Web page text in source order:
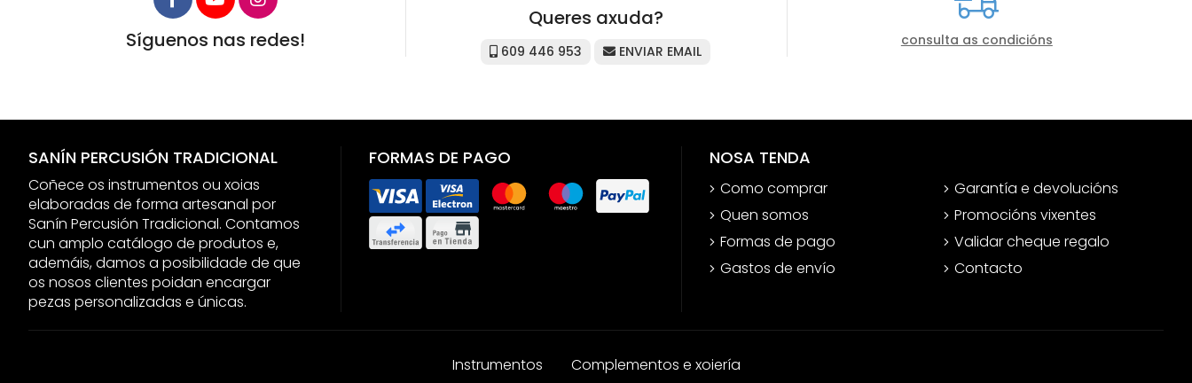
Síguenos nas redes!
Queres axuda?
609 446 953 ENVIAR EMAIL
consulta as condicións
SANÍN PERCUSIÓN TRADICIONAL
Coñece os instrumentos ou xoias
elaboradas de forma artesanal por
Sanín Percusión Tradicional. Contamos
cun amplo catálogo de produtos e,
ademáis, damos a posibilidade de que
os nosos clientes poidan encargar
pezas personalizadas e únicas.
FORMAS DE PAGO NOSA TENDA
Como comprar
Quen somos
Formas de pago
Gastos de envío
Garantía e devolucións
Promocións vixentes
Validar cheque regalo
Contacto
Instrumentos Complementos e xoiería